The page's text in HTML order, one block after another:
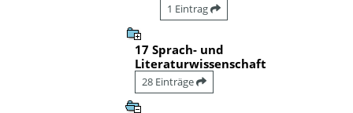
1 Eintrag
17 Sprach- und
Literaturwissenschaft
28 Einträge